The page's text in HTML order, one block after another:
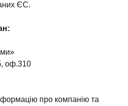
ЄС.
оф.310
про компанію та